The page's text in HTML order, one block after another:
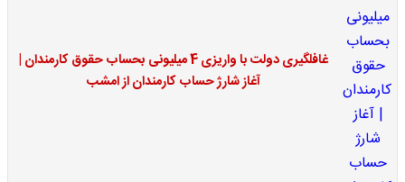
غافلگیری دولت با واریزی 4 میلیونی بحساب حقوق کارمندان |
آغاز شارژ حساب کارمندان از امشب